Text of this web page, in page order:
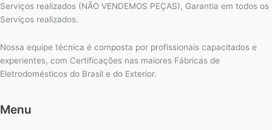
Serviços realizados (NÃO VENDEMOS PEÇAS), Garantia em todos os
Serviços realizados.
Nossa equipe técnica é composta por profissionais capacitados e
experientes, com Certificações nas maiores Fábricas de
Eletrodomésticos do Brasil e do Exterior.
Menu